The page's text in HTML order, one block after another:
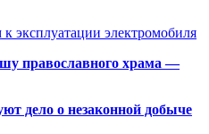
эксплуатации электромобиля
православного храма —
дело о незаконной добыче